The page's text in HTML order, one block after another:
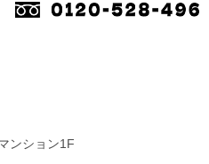
ンション1F